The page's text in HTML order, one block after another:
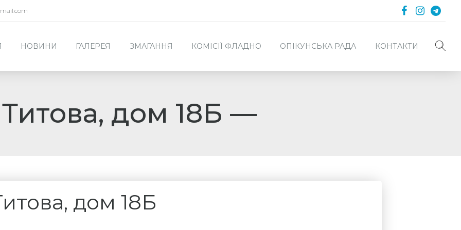
НОВИНИ ГАЛЕРЕЯ ЗМАГАННЯ КОМІСІЇ ФЛАДНО ОПІКУНСЬКА РАДА КОНТАКТИ
дом 18Б —
дом 18Б